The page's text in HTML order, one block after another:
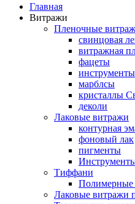
Главная
Витражи
Пленочные
свинцовая
витражная
фацеты
инструменты
марблсы
кристаллы
деколи
Лаковые витражи
контурная
фоновый лак
пигменты
Тиффани
Полимерные
Лаковые витражи